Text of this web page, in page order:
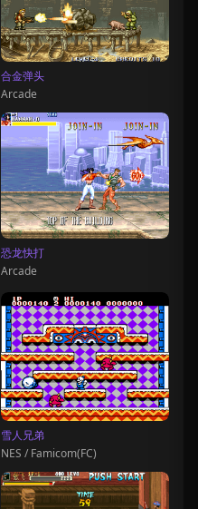
合金弹头
Arcade
恐龙快打
Arcade
雪人兄弟
NES / Famicom(FC)